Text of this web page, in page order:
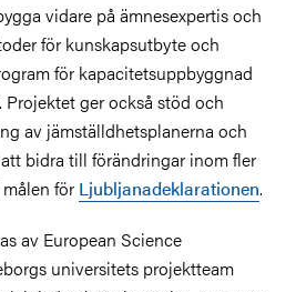
vidare på ämnesexpertis och
för kunskapsutbyte och
för kapacitetsuppbyggnad
ger också stöd och
av jämställdhetsplanerna och
bidra till förändringar inom fler
för Ljubljanadeklarationen.
av European Science
universitets projektteam